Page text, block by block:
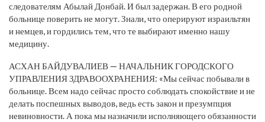
следователям Абылай Донбай. И был задержан. В его родной
больнице поверить не могут. Знали, что оперируют израильтян
и немцев, и гордились тем, что те выбирают именно нашу
медицину.
АСХАН БАЙДУВАЛИЕВ — НАЧАЛЬНИК ГОРОДСКОГО
УПРАВЛЕНИЯ ЗДРАВООХРАНЕНИЯ: «Мы сейчас побывали в
больнице. Всем надо сейчас просто соблюдать спокойствие и не
делать поспешных выводов, ведь есть закон и презумпция
невиновности. А пока мы назначили исполняющего обязанности